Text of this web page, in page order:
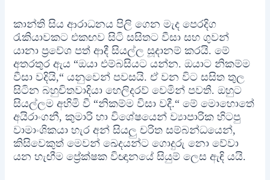
කාන්ති සිය ආරාධනය පිලි ගෙන මැද පෙරදිග
රැකියාවකට එකඟව සිටි සසිතට වීසා සහ ගුවන්
යානා ප්‍රවේශ පත් ආදී සියල්ල සූදානම් කරයි. මේ
අතරතුර ඇය “ඔයා එම්බසියට යන්න. ඔයාට නිකම්ම
වීසා වදියි,“ යනුවෙන් පවසයි. ඒ වන විට සසිත තුල
සිටින බහුචිතවාදියා හෙලිදරව් වෙමින් පවතී. ඔහුට
සියල්ලම අහිමි වී “නිකම්ම විසා වදී.“ මේ මොහොතේ
අයිරාංගනී, කුමාරි හා විශේෂයෙන් ව්‍යාපාරික හිටපු
වාමාංශිකයා හැර අන් සියලු චරිත සම්බන්ධයෙන්,
කිසිවෙකුත් මෙවන් ඛෙදයන්ට ගොදුරු නො වේවා
යන හැඟීම ප්‍රේක්ෂක විඥානයේ සියුම් ලෙස ඇඳි යයි.